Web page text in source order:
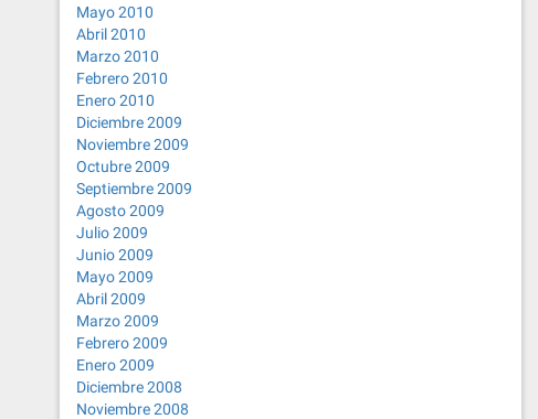
Mayo 2010
Abril 2010
Marzo 2010
Febrero 2010
Enero 2010
Diciembre 2009
Noviembre 2009
Octubre 2009
Septiembre 2009
Agosto 2009
Julio 2009
Junio 2009
Mayo 2009
Abril 2009
Marzo 2009
Febrero 2009
Enero 2009
Diciembre 2008
Noviembre 2008